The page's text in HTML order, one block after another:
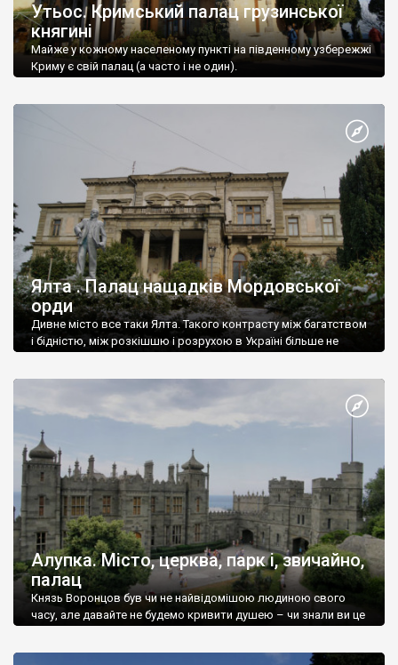
Утьос. Кримський палац грузинської
княгині
Майже у кожному населеному пункті на південному узбережжі
Криму є свій палац (а часто і не один).
Ялта . Палац нащадків Мордовської
орди
Дивне місто все таки Ялта. Такого контрасту між багатством
і бідністю, між розкішшю і розрухою в Україні більше не
Алупка. Місто, церква, парк і, звичайно,
палац
Князь Воронцов був чи не найвідомішою людиною свого
часу, але давайте не будемо кривити душею – чи знали ви це